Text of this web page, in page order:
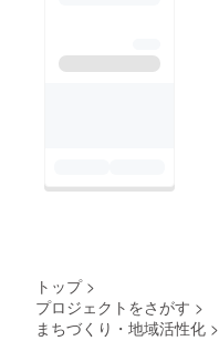
せてください。 よろ
トップ >
プロジェクトをさがす >
まちづくり・地域活性化 >